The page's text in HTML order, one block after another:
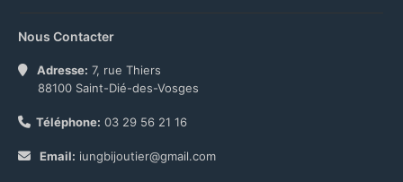
Nous Contacter
Adresse: 7, rue Thiers
88100 Saint-Dié-des-Vosges
Téléphone: 03 29 56 21 16
Email: iungbijoutier@gmail.com